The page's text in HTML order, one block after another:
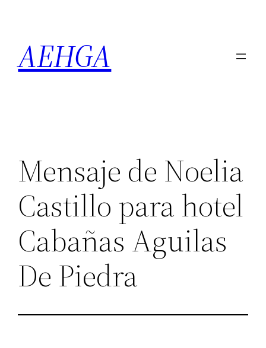
contenido
AEHGA
Mensaje de Noelia
Castillo para hotel
Cabañas Aguilas
De Piedra